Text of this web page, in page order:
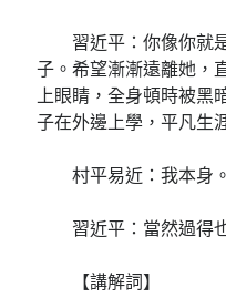
習近平：你像你就
子。希望漸漸遠離她，
上眼睛，全身頓時被黑
子在外邊上學，平凡生
村平易近：我本身。
習近平：當然過得
【講解詞】